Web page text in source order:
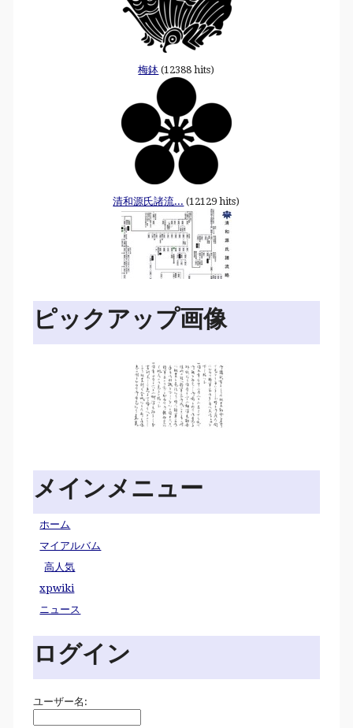
梅鉢 (12388 hits)
清和源氏諸流... (12129 hits)
ピックアップ画像
メインメニュー
ホーム
マイアルバム
高人気
xpwiki
ニュース
ログイン
ユーザー名: